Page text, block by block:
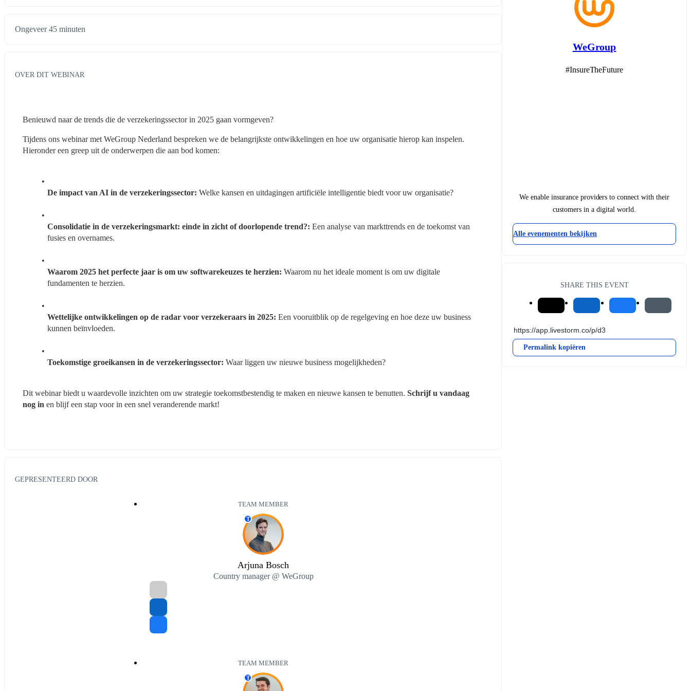
Ongeveer 45 minuten
OVER DIT WEBINAR
Benieuwd naar de trends die de verzekeringssector in 2025 gaan vormgeven?
Tijdens ons webinar met WeGroup Nederland bespreken we de belangrijkste ontwikkelingen en hoe uw organisatie hierop kan inspelen.
Hieronder een greep uit de onderwerpen die aan bod komen:
De impact van AI in de verzekeringssector: Welke kansen en uitdagingen artificiële intelligentie biedt voor uw organisatie?
Consolidatie in de verzekeringsmarkt: einde in zicht of doorlopende trend?: Een analyse van markttrends en de toekomst van
fusies en overnames.
Waarom 2025 het perfecte jaar is om uw softwarekeuzes te herzien: Waarom nu het ideale moment is om uw digitale
fundamenten te herzien.
Wettelijke ontwikkelingen op de radar voor verzekeraars in 2025: Een vooruitblik op de regelgeving en hoe deze uw business
kunnen beïnvloeden.
Toekomstige groeikansen in de verzekeringssector: Waar liggen uw nieuwe business mogelijkheden?
Dit webinar biedt u waardevolle inzichten om uw strategie toekomstbestendig te maken en nieuwe kansen te benutten. Schrijf u vandaag
nog in en blijf een stap voor in een snel veranderende markt!
GEPRESENTEERD DOOR
TEAM MEMBER
T
Arjuna Bosch
Country manager @ WeGroup
TEAM MEMBER
T
WeGroup
#InsureTheFuture
We enable insurance providers to connect with their
customers in a digital world.
Alle evenementen bekijken
SHARE THIS EVENT
Permalink kopiëren